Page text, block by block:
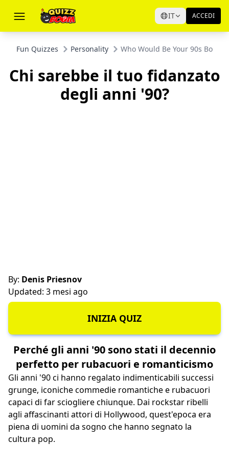
IT ACCEDI
Fun Quizzes Personality Who Would Be Your 90s
Chi sarebbe il tuo fidanzato
degli anni '90?
By: Denis Priesnov
Updated: 3 mesi ago
INIZIA QUIZ
Perché gli anni '90 sono stati il decennio
perfetto per rubacuori e romanticismo
Gli anni '90 ci hanno regalato indimenticabili successi
grunge, iconiche commedie romantiche e rubacuori
capaci di far sciogliere chiunque. Dai rockstar ribelli
agli affascinanti attori di Hollywood, quest'epoca era
piena di uomini da sogno che hanno segnato la
cultura pop.